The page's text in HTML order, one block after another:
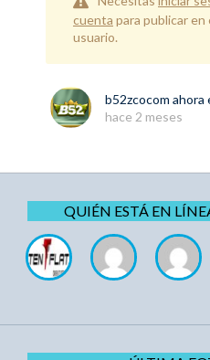
cuenta para publicar
usuario.
b52zcocom ahora
hace 2 meses
QUIÉN ESTÁ EN